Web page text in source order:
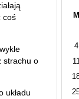
coś
strachu o
układu
M
4